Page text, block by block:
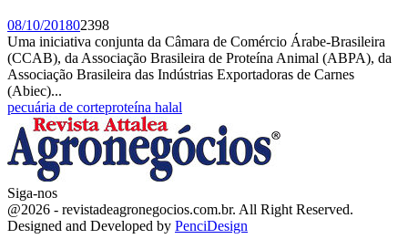
08/10/201802398
Uma iniciativa conjunta da Câmara de Comércio Árabe-Brasileira
(CCAB), da Associação Brasileira de Proteína Animal (ABPA), da
Associação Brasileira das Indústrias Exportadoras de Carnes
(Abiec)...
pecuária de corteproteína halal
Siga-nos
Facebook
Twitter
Instagram
Linkedin
Youtube
Email
@2026 - revistadeagronegocios.com.br. All Right Reserved.
Designed and Developed by PenciDesign